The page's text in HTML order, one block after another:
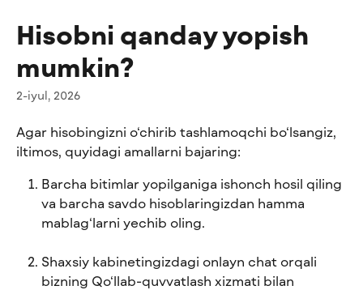
Hisobni qanday yopish
mumkin?
2-iyul, 2026
Agar hisobingizni o‘chirib tashlamoqchi bo‘lsangiz,
iltimos, quyidagi amallarni bajaring:
Barcha bitimlar yopilganiga ishonch hosil qiling
va barcha savdo hisoblaringizdan hamma
mablag‘larni yechib oling.
Shaxsiy kabinetingizdagi onlayn chat orqali
bizning Qo‘llab-quvvatlash xizmati bilan